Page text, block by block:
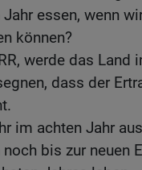
essen, wenn
können?
werde das Land
dass der
im achten Jahr
bis zur neuen